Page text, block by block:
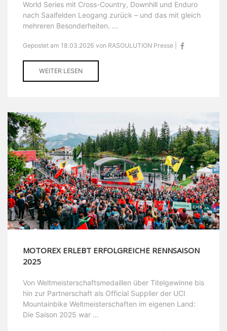
World Series mit Cross-Country, Downhill und Enduro
nach Saalfelden Leogang zurück – und das mit gleich
mehreren Besonderheiten. ...
Gepostet am 18.03.2026 von RASOULUTION Presse |
WEITER LESEN
MOTOREX ERLEBT ERFOLGREICHE RENNSAISON
2025
Von Weltmeisterschaftsmedaillen über Titelgewinne bis
hin zur Partnerschaft als Official Supplier der UCI
Mountainbike Weltmeisterschaften im eigenen Land:
Die Saison 2025 war ...